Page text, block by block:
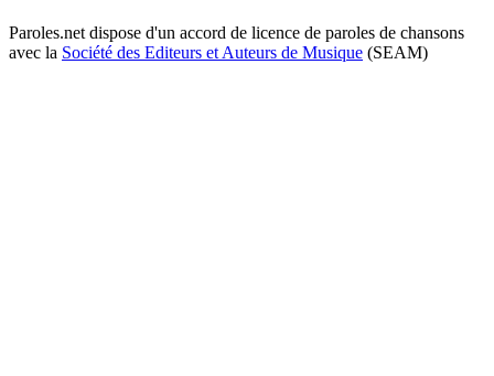
Paroles.net dispose d'un accord de licence de paroles de chansons
avec la Société des Editeurs et Auteurs de Musique (SEAM)